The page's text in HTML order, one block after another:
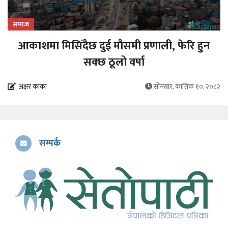
समाज
आकाशमा मिसिँदैछ दुई मौसमी प्रणाली, फेरि हुन
सक्छ ठूलो वर्षा
अक्षर काका सोमबार, कात्तिक १०, २०८२
सम्पर्क